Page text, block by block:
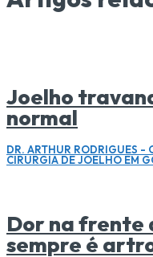
Joelho
normal
DR. ARTHUR RODRIGUES -
CIRURGIA DE JOELHO EM
Dor na frente
sempre é